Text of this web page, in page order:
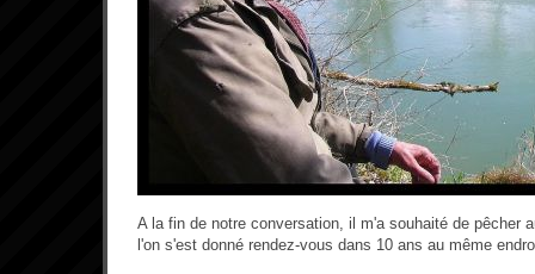
A la fin de notre conversation, il m'a souhaité de pêcher
l'on s'est donné rendez-vous dans 10 ans au même